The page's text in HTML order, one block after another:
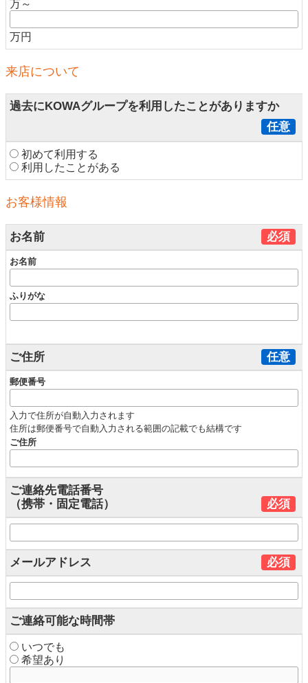
万～
万円
来店について
過去にKOWAグループを利用したことがありますか
任意
初めて利用する
利用したことがある
お客様情報
お名前 必須
お名前
ふりがな
ご住所 任意
郵便番号
入力で住所が自動入力されます
住所は郵便番号で自動入力される範囲の記載でも結構です
ご住所
ご連絡先電話番号
（携帯・固定電話）
必須
メールアドレス 必須
ご連絡可能な時間帯
いつでも
希望あり